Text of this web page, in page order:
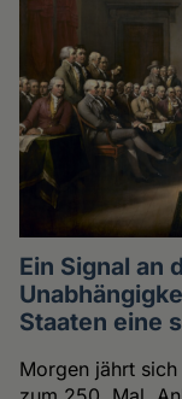
Ein Signal an
Staaten eine
Morgen jährt